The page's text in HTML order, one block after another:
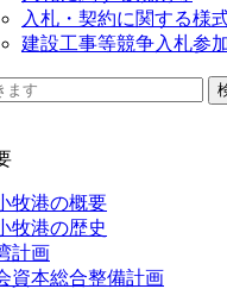
入札・契約に関する様
建設工事等競争入札参
牧港の概要
牧港の歴史
計画
資本総合整備計画